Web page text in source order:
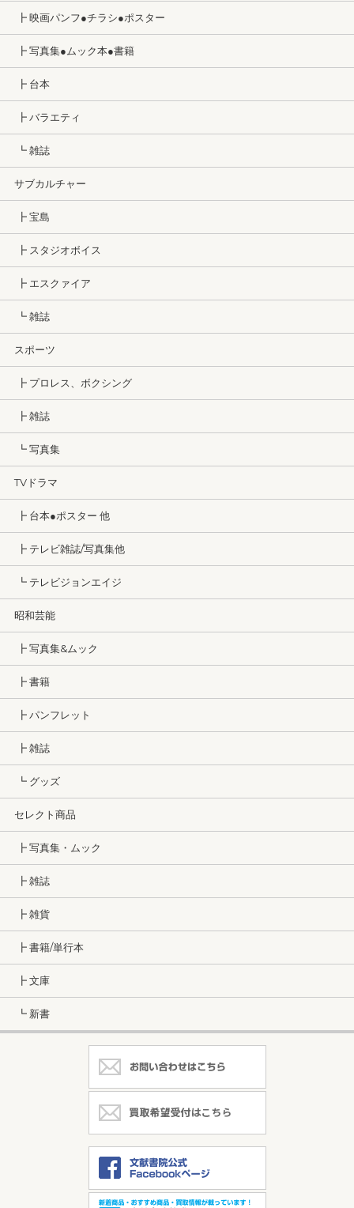
┣ 映画パンフ●チラシ●ポスター
┣ 写真集●ムック本●書籍
┣ 台本
┣ バラエティ
┗ 雑誌
サブカルチャー
┣ 宝島
┣ スタジオボイス
┣ エスクァイア
┗ 雑誌
スポーツ
┣ プロレス、ボクシング
┣ 雑誌
┗ 写真集
TVドラマ
┣ 台本●ポスター 他
┣ テレビ雑誌/写真集他
┗ テレビジョンエイジ
昭和芸能
┣ 写真集&ムック
┣ 書籍
┣ パンフレット
┣ 雑誌
┗ グッズ
セレクト商品
┣ 写真集・ムック
┣ 雑誌
┣ 雑貨
┣ 書籍/単行本
┣ 文庫
┗ 新書